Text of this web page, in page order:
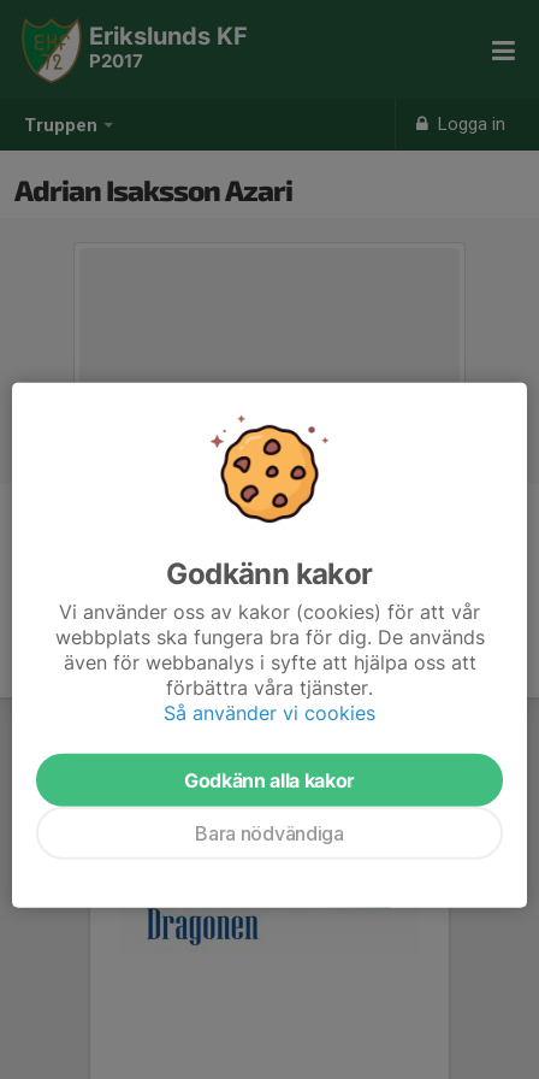
Truppen Logga in
Erikslunds KF
P2017
Adrian Isaksson Azari
Godkänn kakor
Vi använder oss av kakor (cookies) för att vår
webbplats ska fungera bra för dig. De används
även för webbanalys i syfte att hjälpa oss att
förbättra våra tjänster.
Så använder vi cookies
Godkänn alla kakor
Bara nödvändiga